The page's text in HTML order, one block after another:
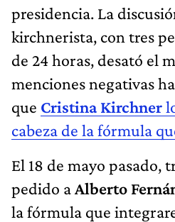
presidencia. La
kirchnerista, con tres
de 24 horas, desató el
menciones negativas
que Cristina Kirchner
cabeza de la fórmula
El 18 de mayo pasado,
pedido aAlberto
la fórmula que